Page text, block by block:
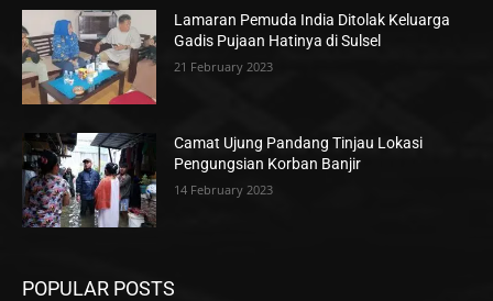
Lamaran Pemuda India Ditolak Keluarga
Gadis Pujaan Hatinya di Sulsel
21 February 2023
Camat Ujung Pandang Tinjau Lokasi
Pengungsian Korban Banjir
14 February 2023
POPULAR POSTS